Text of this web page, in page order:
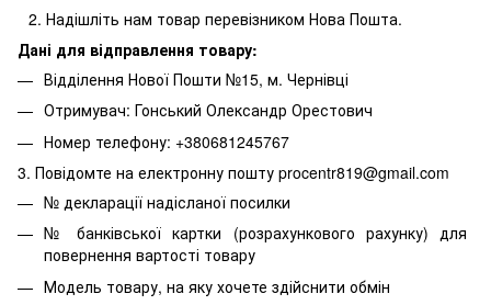
Надішліть нам товар перевізником Нова Пошта.
Дані для відправлення товару:
Відділення Нової Пошти №15, м. Чернівці
Отримувач: Гонський Олександр Орестович
Номер телефону: +380681245767
3. Повідомте на електронну пошту procentr819@gmail.com
№ декларації надісланої посилки
№ банківської картки (розрахункового рахунку) для
повернення вартості товару
Модель товару, на яку хочете здійснити обмін